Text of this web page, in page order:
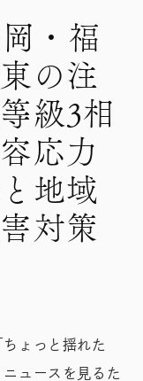
・福
の注
級3相
応力
地域
対策
ょっと揺れた
ュースを見るた